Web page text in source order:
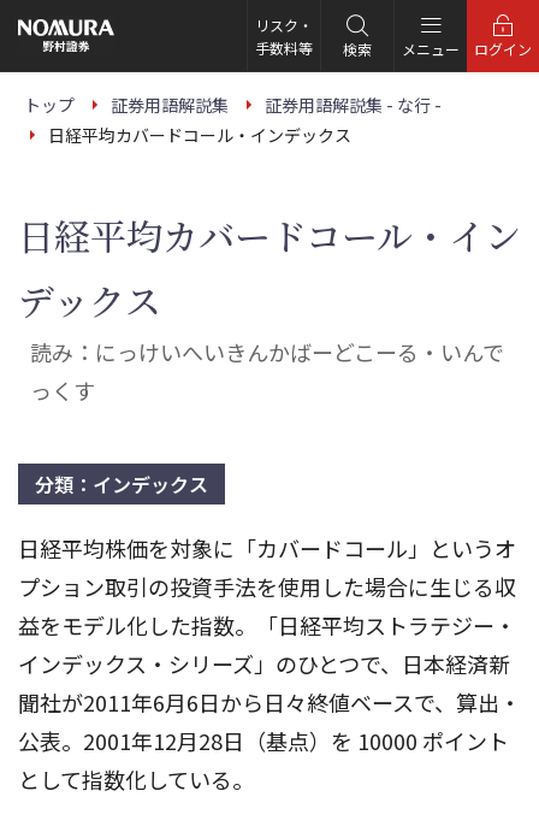
の
ー
リスク・
手数料等
検索 メニュー ログイン
トップ 証券用語解説集
証券用語解説集 - な行 -
日経平均カバードコール・インデックス
日経平均カバードコール・イン
デックス
読み：にっけいへいきんかばーどこーる・いんで
っくす
分類：インデックス
日経平均株価を対象に「カバードコール」というオ
プション取引の投資手法を使用した場合に生じる収
益をモデル化した指数。「日経平均ストラテジー・
インデックス・シリーズ」のひとつで、日本経済新
聞社が2011年6月6日から日々終値ベースで、算出・
公表。2001年12月28日（基点）を 10000 ポイント
として指数化している。